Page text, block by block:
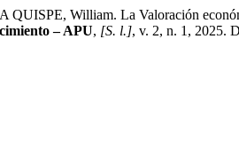
William. La Valoración
– APU, [S. l.], v. 2, n. 1, 2025.